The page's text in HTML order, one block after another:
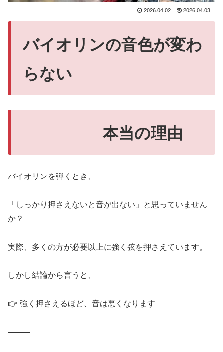
2026.04.02 2026.04.03
バイオリンの音色が変わ
らない
本当の理由
バイオリンを弾くとき、
「しっかり押さえないと音が出ない」と思っていません
か？
実際、多くの方が必要以上に強く弦を押さえています。
しかし結論から言うと、
👉 強く押さえるほど、音は悪くなります
⸻